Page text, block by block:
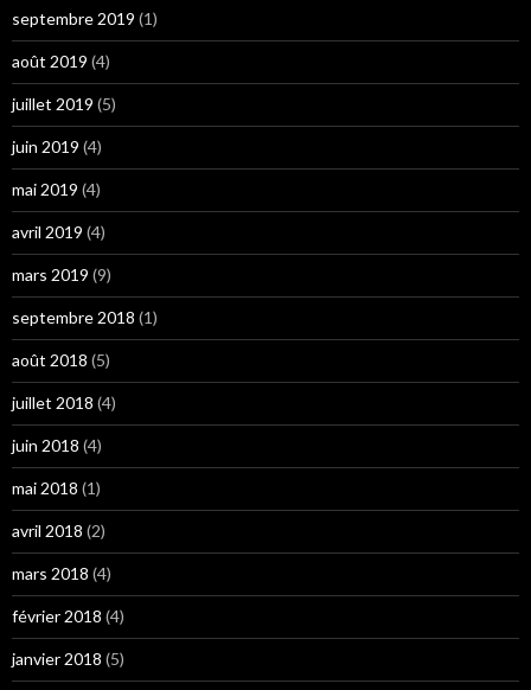
septembre 2019 (1)
août 2019 (4)
juillet 2019 (5)
juin 2019 (4)
mai 2019 (4)
avril 2019 (4)
mars 2019 (9)
septembre 2018 (1)
août 2018 (5)
juillet 2018 (4)
juin 2018 (4)
mai 2018 (1)
avril 2018 (2)
mars 2018 (4)
février 2018 (4)
janvier 2018 (5)